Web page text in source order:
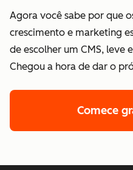
Agora você sabe por que
crescimento e marketing
de escolher um CMS, leve
Chegou a hora de dar o
Comece